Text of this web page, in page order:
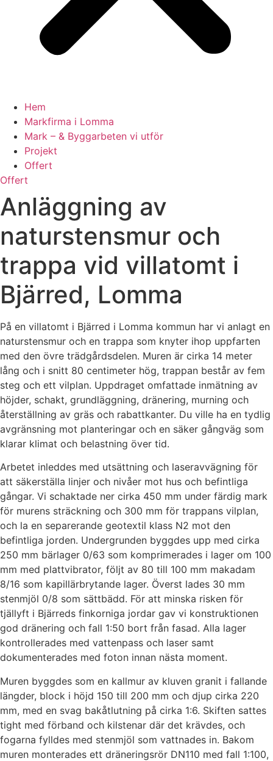
Hem
Markfirma i Lomma
Mark – & Byggarbeten vi utför
Projekt
Offert
Offert
Anläggning av
naturstensmur och
trappa vid villatomt i
Bjärred, Lomma
På en villatomt i Bjärred i Lomma kommun har vi anlagt en
naturstensmur och en trappa som knyter ihop uppfarten
med den övre trädgårdsdelen. Muren är cirka 14 meter
lång och i snitt 80 centimeter hög, trappan består av fem
steg och ett vilplan. Uppdraget omfattade inmätning av
höjder, schakt, grundläggning, dränering, murning och
återställning av gräs och rabattkanter. Du ville ha en tydlig
avgränsning mot planteringar och en säker gångväg som
klarar klimat och belastning över tid.
Arbetet inleddes med utsättning och laseravvägning för
att säkerställa linjer och nivåer mot hus och befintliga
gångar. Vi schaktade ner cirka 450 mm under färdig mark
för murens sträckning och 300 mm för trappans vilplan,
och la en separerande geotextil klass N2 mot den
befintliga jorden. Undergrunden byggdes upp med cirka
250 mm bärlager 0/63 som komprimerades i lager om 100
mm med plattvibrator, följt av 80 till 100 mm makadam
8/16 som kapillärbrytande lager. Överst lades 30 mm
stenmjöl 0/8 som sättbädd. För att minska risken för
tjällyft i Bjärreds finkorniga jordar gav vi konstruktionen
god dränering och fall 1:50 bort från fasad. Alla lager
kontrollerades med vattenpass och laser samt
dokumenterades med foton innan nästa moment.
Muren byggdes som en kallmur av kluven granit i fallande
längder, block i höjd 150 till 200 mm och djup cirka 220
mm, med en svag bakåtlutning på cirka 1:6. Skiften sattes
tight med förband och kilstenar där det krävdes, och
fogarna fylldes med stenmjöl som vattnades in. Bakom
muren monterades ett dräneringsrör DN110 med fall 1:100,